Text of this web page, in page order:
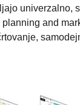
univerzalno,
and